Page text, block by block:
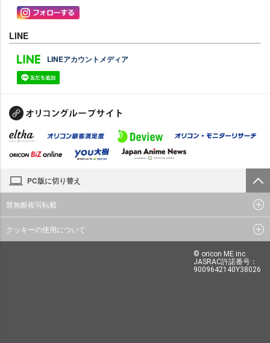
LINE
LINEアカウントメディア
PC版に切り替え
禁無断複写転載
クッキーの使用について
© oricon ME inc.
JASRAC許諾番号：
9009642140Y38026